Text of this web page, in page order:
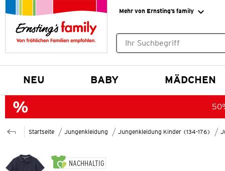
Mehr von Ernsting’s family
NEU BABY MÄDCHEN
Startseite Jungenkleidung Jungenkleidung Kinder (134-176)
NACHHALTIG